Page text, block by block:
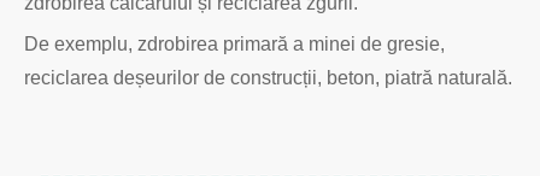
De exemplu, zdrobirea primară a minei de gresie,
reciclarea deșeurilor de construcții, beton, piatră naturală.